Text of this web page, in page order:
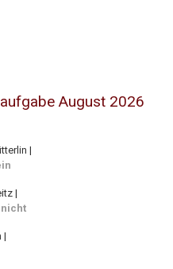
August 2026
|
|
|